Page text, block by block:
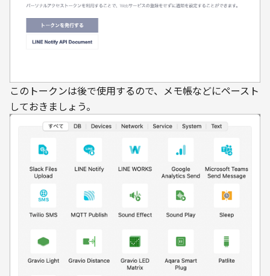
このトークンは後で使用するので、メモ帳などにペースト
しておきましょう。